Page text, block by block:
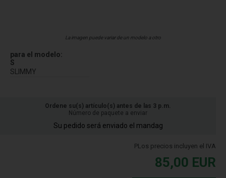
La imagen puede variar de un modelo a otro
para el modelo:
S
SLIMMY
Ordene su(s) artículo(s) antes de las 3 p.m.
Número de paquete a enviar
Su pedido será enviado el mandag
PLos precios incluyen el IVA
85,00 EUR